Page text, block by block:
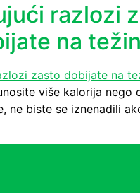
razlozi
na
više kalorija nego
ne biste se iznenadili